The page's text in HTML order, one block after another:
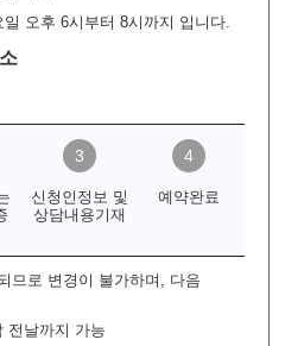
오후 6시부터 8시까지 입니다.
신청인정보 및
상담내용기재
예약완료
므로 변경이 불가하며, 다음
전날까지 가능